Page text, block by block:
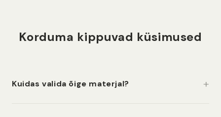
Korduma kippuvad küsimused
Kuidas valida õige materjal?